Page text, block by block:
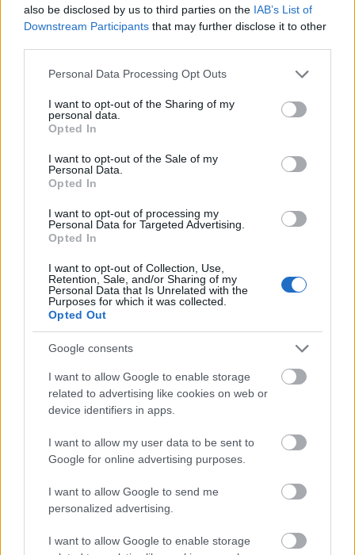
also be disclosed by us to third parties on the IAB’s List of
Downstream Participants that may further disclose it to other
Please note that this website/app uses one or more Google
not limited to your visit or usage behaviour. You may click to
grant or deny consent to Google and its third-party tags to
use your data for below specified purposes in below Google
consent section.
Personal Data Processing Opt Outs
I want to opt-out of the Sharing of my
personal data.
Opted In
I want to opt-out of the Sale of my
Personal Data.
Opted In
I want to opt-out of processing my
Personal Data for Targeted Advertising.
Opted In
I want to opt-out of Collection, Use,
Retention, Sale, and/or Sharing of my
Personal Data that Is Unrelated with the
Purposes for which it was collected.
Opted Out
Google consents
I want to allow Google to enable storage
related to advertising like cookies on web or
device identifiers in apps.
I want to allow my user data to be sent to
Google for online advertising purposes.
I want to allow Google to send me
personalized advertising.
I want to allow Google to enable storage
találta. A jó állapotban megőrzött papírok
között igazi érdekességek is előkerültek: egy
1774-es keltezésű levél másolata, melyet az
későbbi New York helyén épült gyarmat írt a
brit fennhatóságú Bostonnak, hogy
megsürgesse a gyarmatok egyesülését.
Volt egy távirat is a papírok között: 1914.
május 23-i keltezéssel Martin Glynn New
York-i kormányzó kívánt minden jót 1974
New Yorkjának. Abban az évben a város
pénzügyi válsággal küzdött, a Lower Wall
Street-i Üzletemberek Egyesülete már nem
létezett.
A Történelmi Társaság gyakornoki
programjában részt vevő középiskolások
most új időkapszulát készítettek, amelyet
2114-ben kell majd felnyitni. Van benne
egyebek között Lady Gaga-koncertjegy,
kézfertőtlenítő, jellegzetes, görög stílusú
New York-i papír kávéspohár és a New York-i
Forrás: MTI
New York Történelem Kereskedelem Lavór